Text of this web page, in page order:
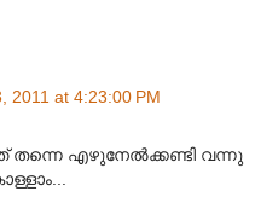
2011 at 4:23:00 PM
എഴുനേല്‍ക്കണ്ടി വന്നു